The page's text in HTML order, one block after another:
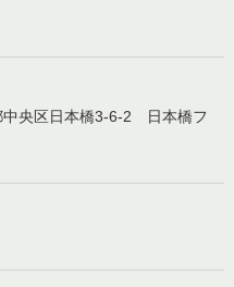
央区日本橋3-6-2 日本橋フ